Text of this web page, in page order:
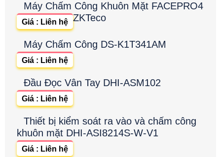
Máy Chấm Công Khuôn Mặt FACEPRO4
ZKTeco
Giá : Liên hệ
Máy Chấm Công DS-K1T341AM
Giá : Liên hệ
Đầu Đọc Vân Tay DHI-ASM102
Giá : Liên hệ
Thiết bị kiểm soát ra vào và chấm công
khuôn mặt DHI-ASI8214S-W-V1
Giá : Liên hệ